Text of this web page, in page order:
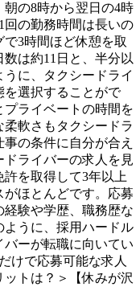
の8時から翌日の4時
回の勤務時間は長いの
3時間ほど休憩を取
は約11日と、半分以
うに、タクシードライ
を選択することがで
プライベートの時間を
軟さもタクシードラ
の条件に自分が合え
ライバーの求人を見
を取得して3年以上
ほとんどです。応募
験や学歴、職務歴な
ように、採用ハードル
ーが転職に向いてい
けで応募可能な求人
トは？＞【休みが沢